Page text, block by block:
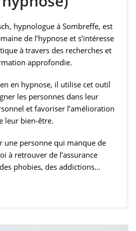
au quotidien.
rendez-vous
, hypnologue à Sombreffe, est
de l’hypnose et s’intéresse
à travers des recherches et
approfondie.
en hypnose, il utilise cet outil
les personnes dans leur
et favoriser l’amélioration
leur bien-être.
une personne qui manque de
à retrouver de l’assurance
phobies, des addictions…